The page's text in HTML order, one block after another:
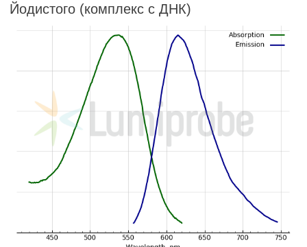
Йодистого (комплекс с ДНК)